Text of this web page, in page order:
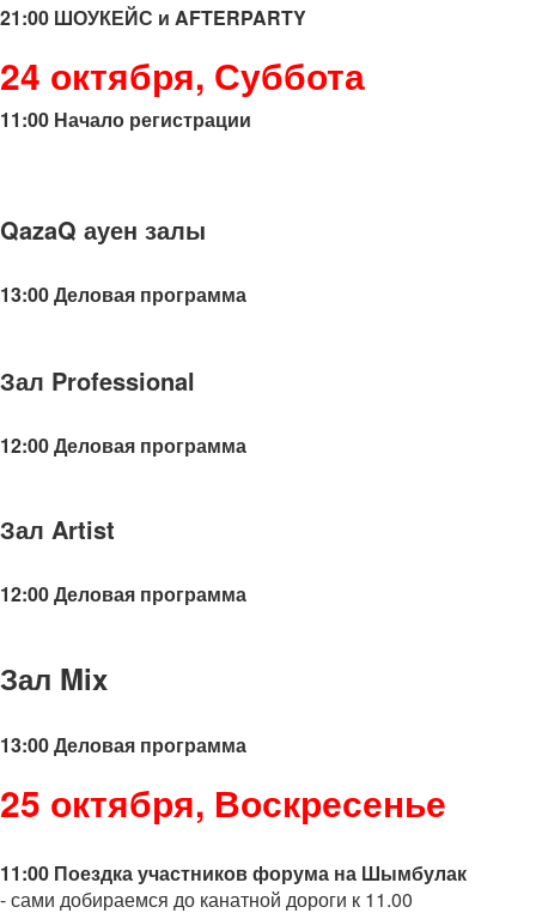
21:00 ШОУКЕЙС и AFTERPARTY
24 октября, Суббота
11:00 Начало регистрации
QazaQ ауен залы
13:00 Деловая программа
Зал Professional
12:00 Деловая программа
Зал Artist
12:00 Деловая программа
Зал Mix
13:00 Деловая программа
25 октября, Воскресенье
11:00 Поездка участников форума на Шымбулак
- сами добираемся до канатной дороги к 11.00